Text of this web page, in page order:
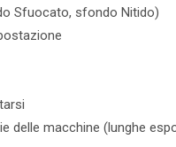
Sfuocato, sfondo Nitido)
delle macchine (lunghe